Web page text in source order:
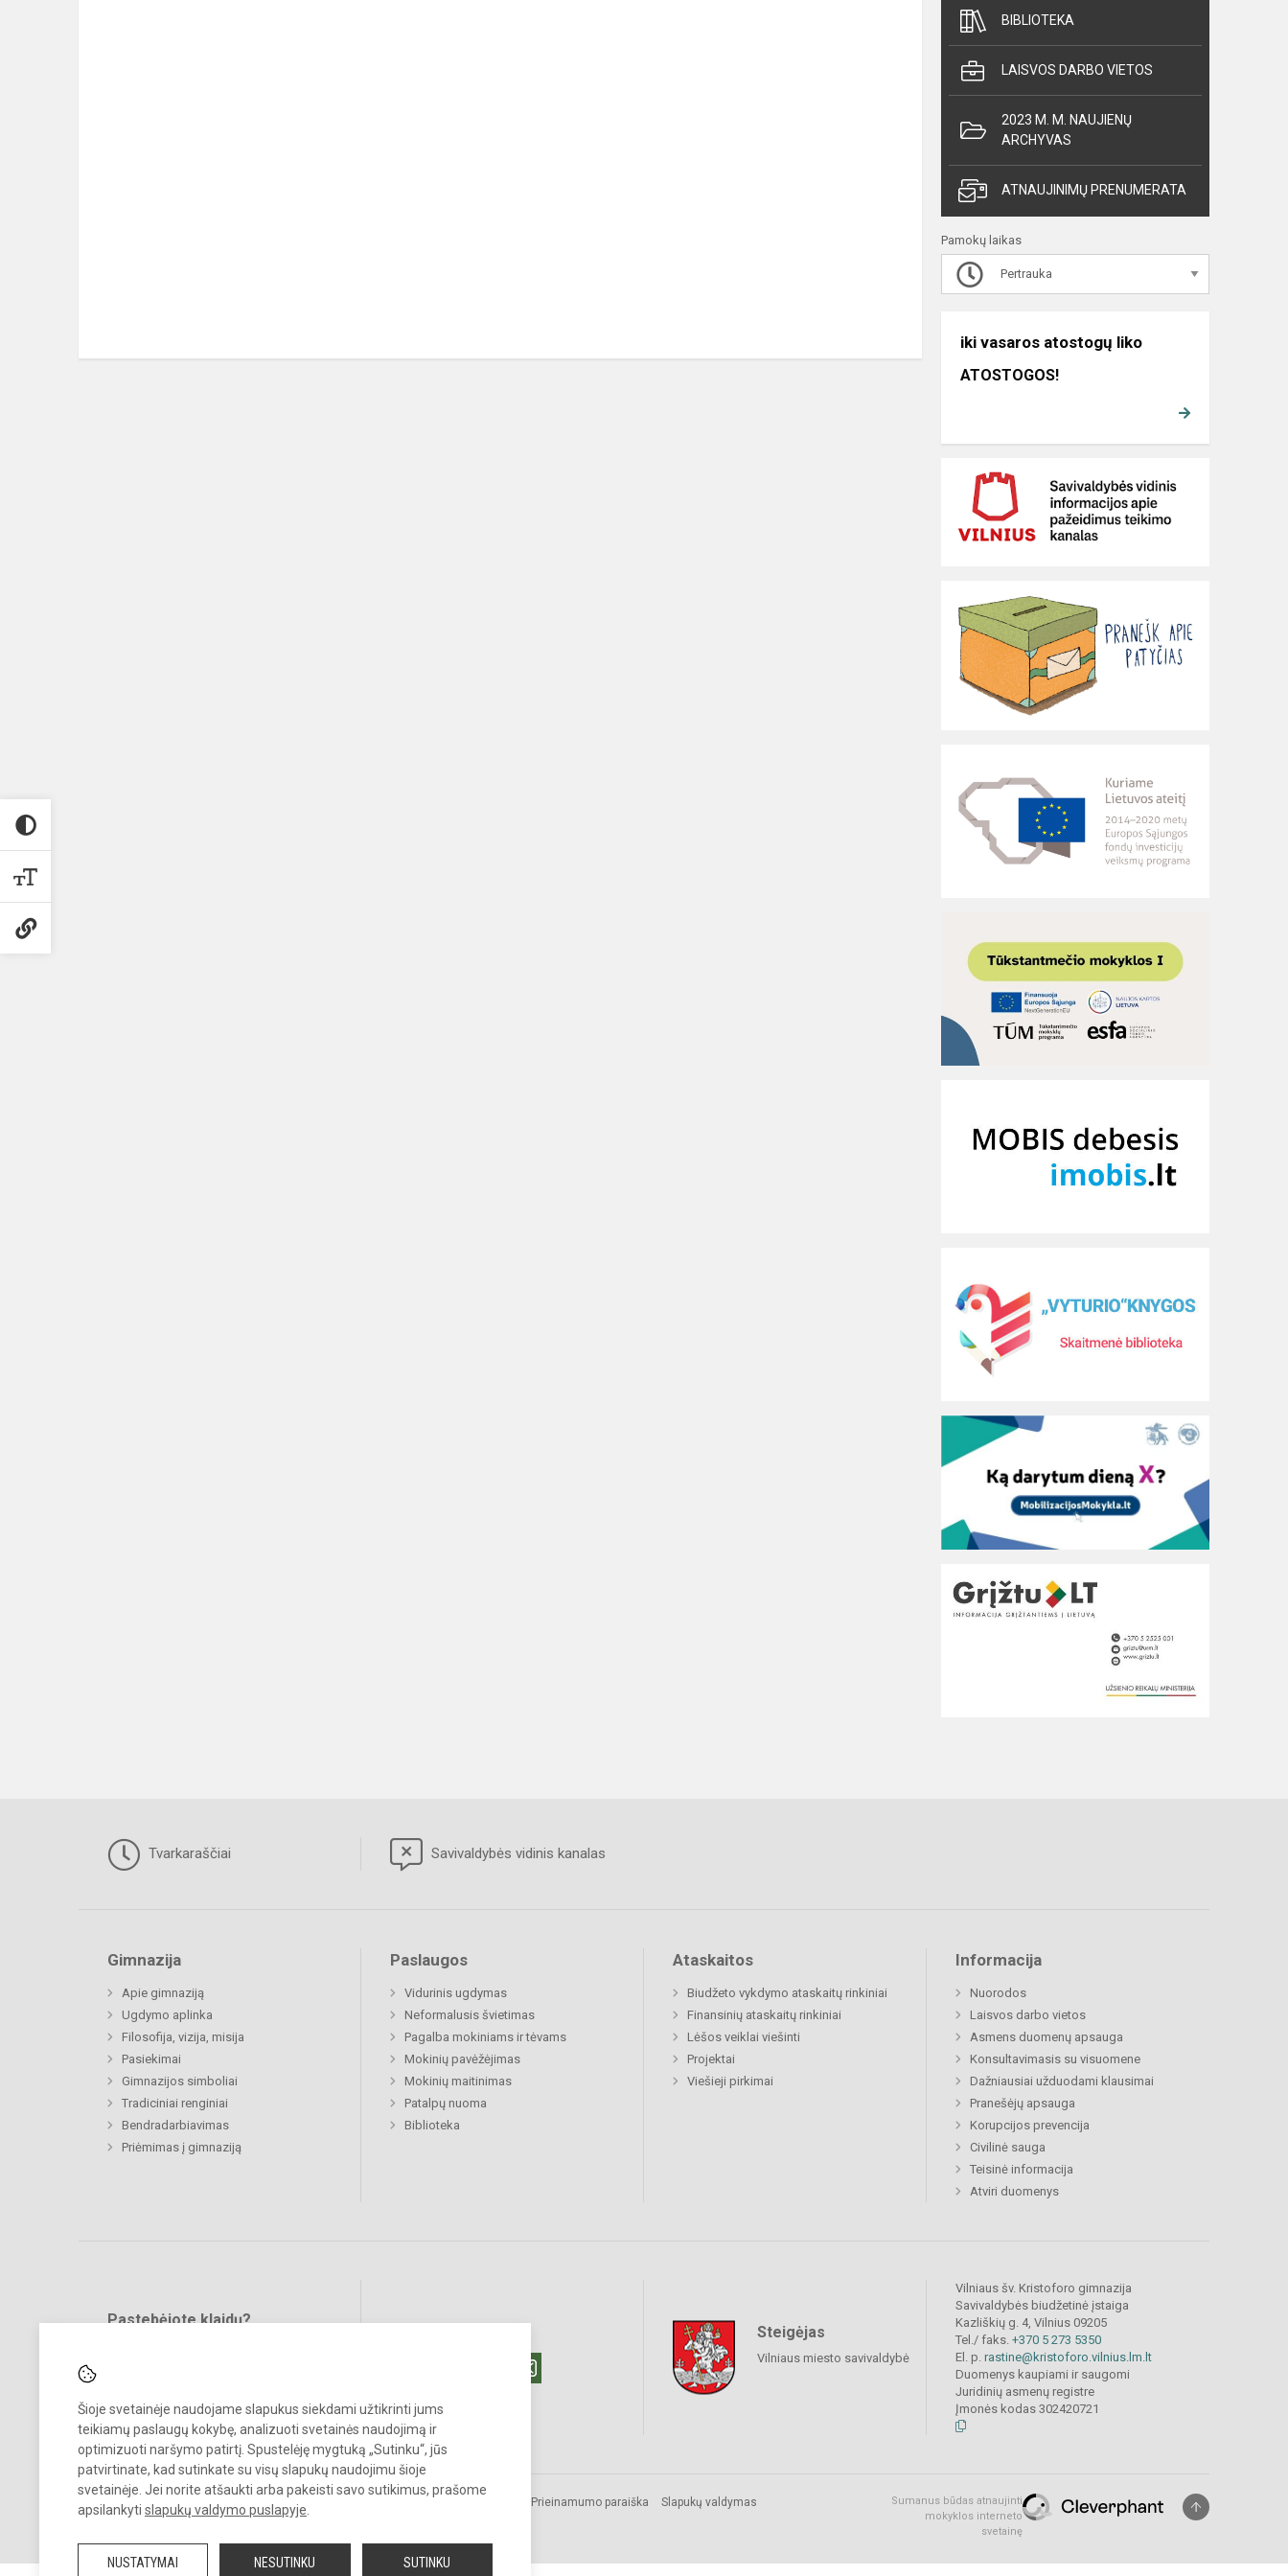
Šioje svetainėje naudojame slapukus siekdami užtikrinti jums
teikiamų paslaugų kokybę, analizuoti svetainės naudojimą ir
optimizuoti naršymo patirtį. Spustelėję mygtuką „Sutinku“, jūs
patvirtinate, kad sutinkate su visų slapukų naudojimu šioje
svetainėje. Jei norite atšaukti arba pakeisti savo sutikimus, prašome
apsilankyti slapukų valdymo puslapyje
NUSTATYMAI NESUTINKU SUTINKU
BIBLIOTEKA
LAISVOS DARBO VIETOS
2023 M. M. NAUJIENŲ
ARCHYVAS
ATNAUJINIMŲ PRENUMERATA
Pamokų laikas
Pertrauka
iki vasaros atostogų liko
ATOSTOGOS!
Tvarkaraščiai Savivaldybės vidinis kanalas
Gimnazija
Apie gimnaziją
Ugdymo aplinka
Filosofija, vizija, misija
Pasiekimai
Gimnazijos simboliai
Tradiciniai renginiai
Bendradarbiavimas
Priėmimas į gimnaziją
Paslaugos
Vidurinis ugdymas
Neformalusis švietimas
Pagalba mokiniams ir tėvams
Mokinių pavėžėjimas
Mokinių maitinimas
Patalpų nuoma
Biblioteka
Ataskaitos
Biudžeto vykdymo ataskaitų rinkiniai
Finansinių ataskaitų rinkiniai
Lėšos veiklai viešinti
Projektai
Viešieji pirkimai
Informacija
Nuorodos
Laisvos darbo vietos
Asmens duomenų apsauga
Konsultavimasis su visuomene
Dažniausiai užduodami klausimai
Pranešėjų apsauga
Korupcijos prevencija
Civilinė sauga
Teisinė informacija
Atviri duomenys
Pastebėjote klaidų?
Steigėjas
Vilniaus miesto savivaldybė
Vilniaus šv. Kristoforo gimnazija
Savivaldybės biudžetinė įstaiga
Kazliškių g. 4, Vilnius 09205
Tel./ faks. +370 5 273 5350
El. p. rastine@kristoforo.vilnius.lm.lt
Duomenys kaupiami ir saugomi
Juridinių asmenų registre
Įmonės kodas 302420721
© 2024. Vilniaus šv. Kristoforo gimnazija. Visos teisės saugomos.
Kopijuoti turinį be raštiško įstaigos administracijos sutikimo griežtai
Prieinamumo paraiška Slapukų valdymas
Sumanus būdas atnaujinti
mokyklos interneto
svetainę